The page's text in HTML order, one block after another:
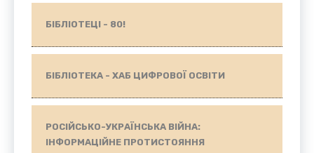
БІБЛІОТЕЦІ - 80!
БІБЛІОТЕКА - ХАБ ЦИФРОВОЇ ОСВІТИ
РОСІЙСЬКО-УКРАЇНСЬКА ВІЙНА:
ІНФОРМАЦІЙНЕ ПРОТИСТОЯННЯ